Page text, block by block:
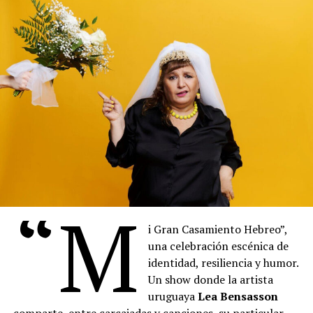
Vuelven Los Clásicos es un espectáculo de humor y
música en el que los integrantes de La Chirichota
encarnan a grandes compositores del pasado – como
Mozart, Beethoven, Bach o Vivaldi – que regresan al
“M
i Gran Casamiento Hebreo”,
una celebración escénica de
identidad, resiliencia y humor.
Un show donde la artista
uruguayaLea Bensasson